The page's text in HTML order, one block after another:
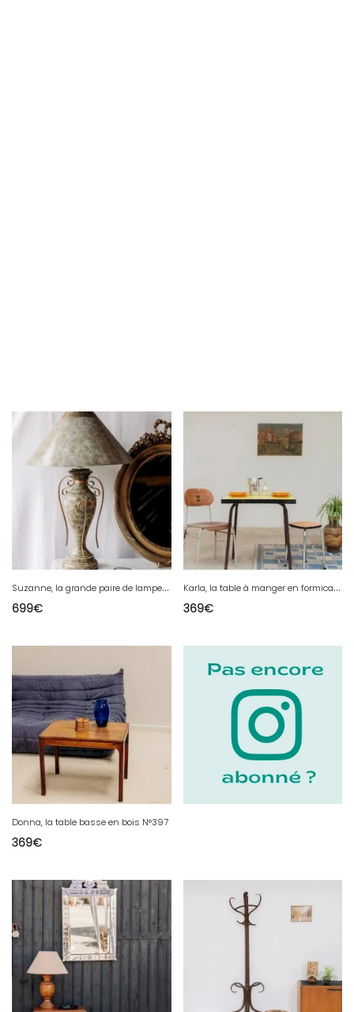
S
uzanne, la grande paire de lampes effet marbre N°482
699€
K
arla, la table à manger en formica jaune N°1011
369€
Donna, la table basse en bois N°397
369€